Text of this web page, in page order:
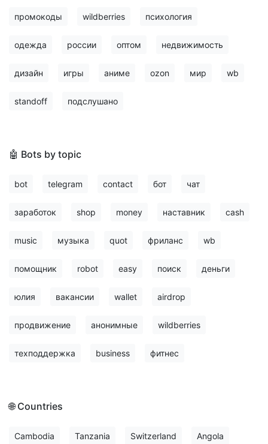
промокоды wildberries психология
одежда россии оптом недвижимость
дизайн игры аниме ozon мир wb
standoff подслушано
🤖 Bots by topic
bot telegram contact бот чат
заработок shop money наставник cash
music музыка quot фриланс wb
помощник robot easy поиск деньги
юлия вакансии wallet airdrop
продвижение анонимные wildberries
техподдержка business фитнес
🌐 Countries
Cambodia Tanzania Switzerland Angola